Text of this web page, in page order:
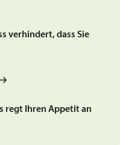
verhindert, dass Sie
regt Ihren Appetit an